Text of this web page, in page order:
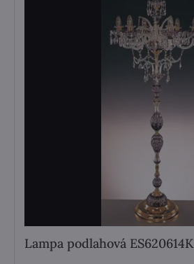
Lampa podlahová ES620614K